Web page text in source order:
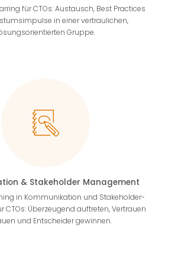
für CTOs: Austausch, Best Practices
in einer vertraulichen,
Gruppe.
& Stakeholder Management
in Kommunikation und Stakeholder-
CTOs: Überzeugend auftreten, Vertrauen
und Entscheider gewinnen.